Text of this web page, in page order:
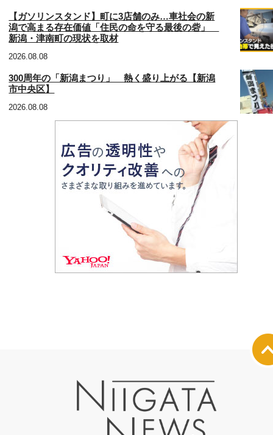
【ガソリンスタンド】町に3店舗のみ…車社会の新
潟で高まる存在価値「住民の命を守る最後の砦」
新潟・津南町の現状を取材
2026.08.08
300周年の「新潟まつり」 熱く盛り上がる【新潟
市中央区】
2026.08.08